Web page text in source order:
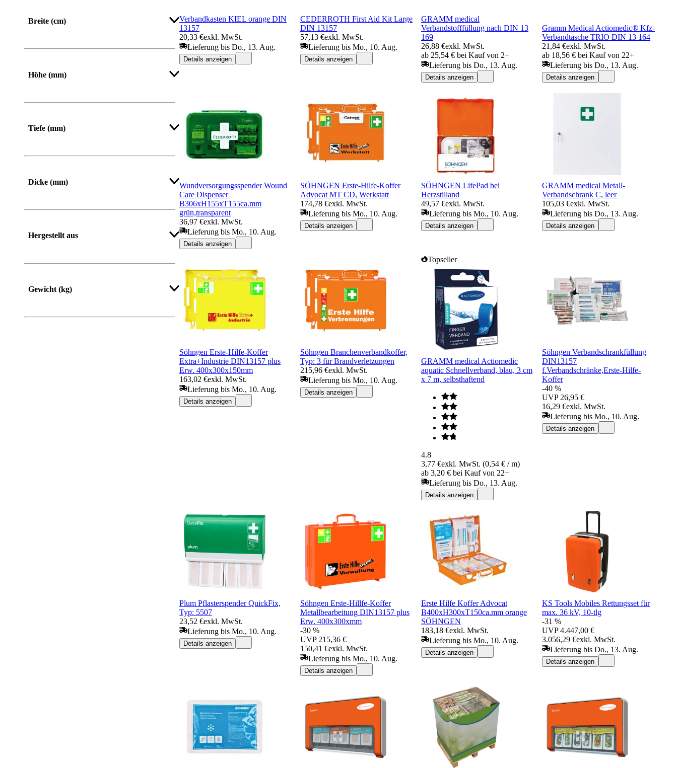
Breite (cm)
Höhe (mm)
Von Bis
Tiefe (mm)
Dicke (mm)
Hergestellt aus
Gewicht (kg)
Verbandkasten KIEL orange DIN
13157
20,33 €exkl. MwSt.
Lieferung bis Do., 13. Aug.
Details anzeigen
CEDERROTH First Aid Kit Large
DIN 13157
57,13 €exkl. MwSt.
Lieferung bis Mo., 10. Aug.
Details anzeigen
GRAMM medical
Verbandstofffüllung nach DIN 13
169
26,88 €exkl. MwSt.
ab 25,54 € bei Kauf von 2+
Lieferung bis Do., 13. Aug.
Details anzeigen
Gramm Medical Actiomedic® Kfz-
Verbandtasche TRIO DIN 13 164
21,84 €exkl. MwSt.
ab 18,56 € bei Kauf von 22+
Lieferung bis Do., 13. Aug.
Details anzeigen
Wundversorgungsspender Wound
Care Dispenser
B306xH155xT155ca.mm
grün,transparent
36,97 €exkl. MwSt.
Lieferung bis Mo., 10. Aug.
Details anzeigen
SÖHNGEN Erste-Hilfe-Koffer
Advocat MT CD, Werkstatt
174,78 €exkl. MwSt.
Lieferung bis Mo., 10. Aug.
Details anzeigen
SÖHNGEN LifePad bei
Herzstilland
49,57 €exkl. MwSt.
Lieferung bis Mo., 10. Aug.
Details anzeigen
GRAMM medical Metall-
Verbandschrank C, leer
105,03 €exkl. MwSt.
Lieferung bis Do., 13. Aug.
Details anzeigen
Söhngen Erste-Hilfe-Koffer
Extra+Industrie DIN13157 plus
Erw. 400x300x150mm
163,02 €exkl. MwSt.
Lieferung bis Mo., 10. Aug.
Details anzeigen
Söhngen Branchenverbandkoffer,
Typ: 3 für Brandverletzungen
215,96 €exkl. MwSt.
Lieferung bis Mo., 10. Aug.
Details anzeigen
Topseller
GRAMM medical Actiomedic
aquatic Schnellverband, blau, 3 cm
x 7 m, selbsthaftend
4.8
3,77 €exkl. MwSt. (0,54 € / m)
ab 3,20 € bei Kauf von 22+
Lieferung bis Do., 13. Aug.
Details anzeigen
Söhngen Verbandschrankfüllung
DIN13157
f.Verbandschränke,Erste-Hilfe-
Koffer
-40 %
UVP 26,95 €
16,29 €exkl. MwSt.
Lieferung bis Mo., 10. Aug.
Details anzeigen
Plum Pflasterspender QuickFix,
Typ: 5507
23,52 €exkl. MwSt.
Lieferung bis Mo., 10. Aug.
Details anzeigen
Söhngen Erste-Hillfe-Koffer
Metallbearbeitung DIN13157 plus
Erw. 400x300xmm
-30 %
UVP 215,36 €
150,41 €exkl. MwSt.
Lieferung bis Mo., 10. Aug.
Details anzeigen
Erste Hilfe Koffer Advocat
B400xH300xT150ca.mm orange
SÖHNGEN
183,18 €exkl. MwSt.
Lieferung bis Mo., 10. Aug.
Details anzeigen
KS Tools Mobiles Rettungsset für
max. 36 kV, 10-tlg
-31 %
UVP 4.447,00 €
3.056,29 €exkl. MwSt.
Lieferung bis Do., 13. Aug.
Details anzeigen